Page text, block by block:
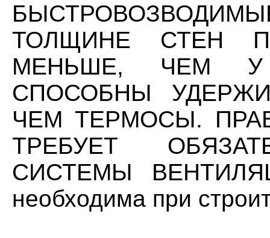
ТОЛЩИНЕ СТЕН
МЕНЬШЕ, ЧЕМ У
СПОСОБНЫ
ЧЕМ ТЕРМОСЫ.
ТРЕБУЕТ
СИСТЕМЫ
необходима при